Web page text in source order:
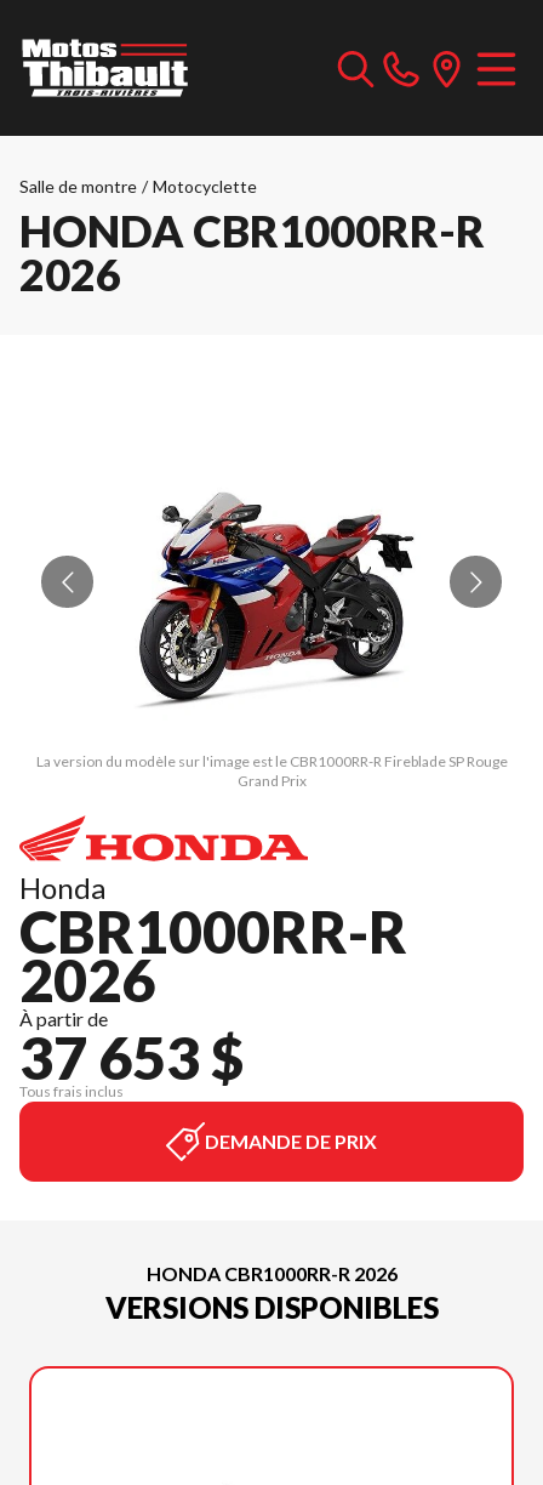
Salle de montre / Motocyclette
HONDA CBR1000RR-R
2026
La version du modèle sur l'image est le CBR1000RR-R Fireblade SP Rouge
Grand Prix
Honda
CBR1000RR-R
2026
À partir de
37 653 $
Tous frais inclus
DEMANDE DE PRIX
HONDA CBR1000RR-R 2026
VERSIONS DISPONIBLES